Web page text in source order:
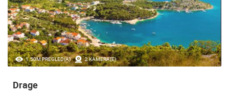
1.50M PREGLED(A) 2 KAMERA(E)
Drage